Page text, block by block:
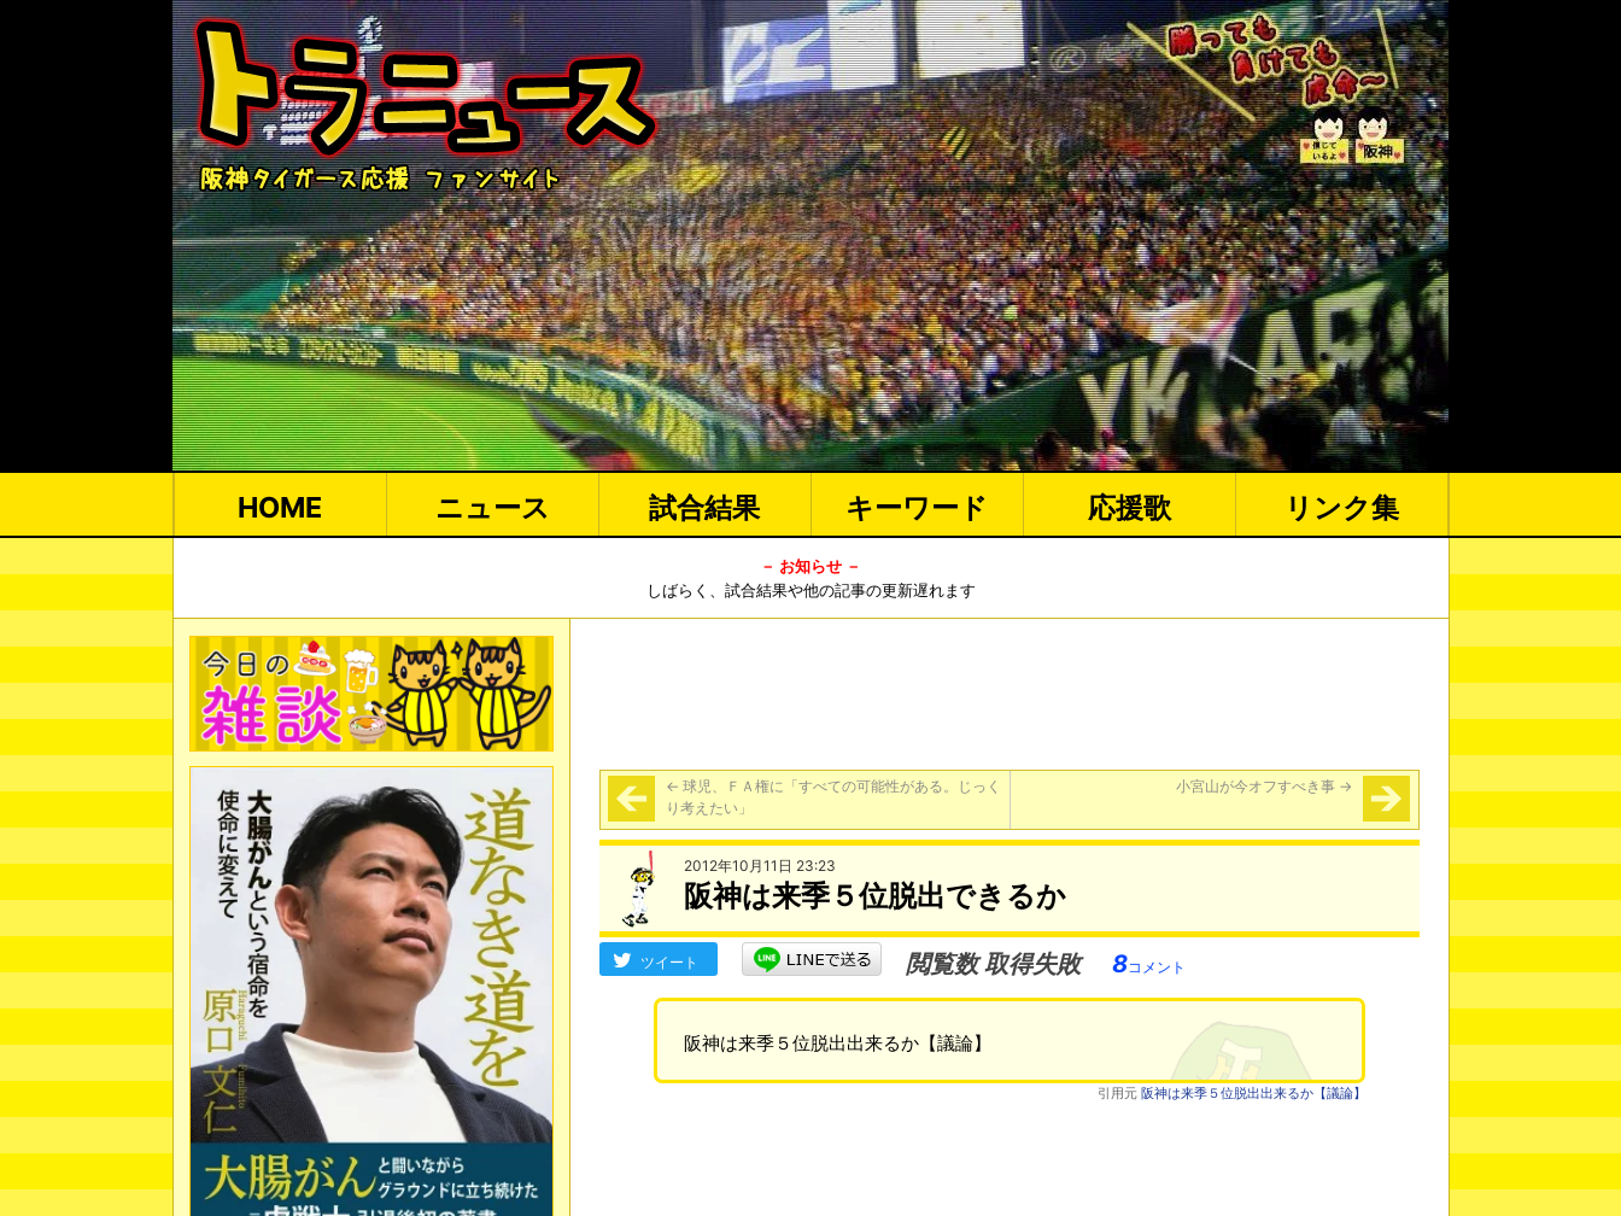
HOME ニュース 試合結果 キーワード 応援歌 リンク集
－ お知らせ －
しばらく、試合結果や他の記事の更新遅れます
← 球児、ＦＡ権に「すべての可能性がある。じっく
り考えたい」
小宮山が今オフすべき事 →
2012年10月11日 23:23
阪神は来季５位脱出できるか
ツイート 閲覧数 取得失敗 8コメント
阪神は来季５位脱出出来るか【議論】
引用元 阪神は来季５位脱出出来るか【議論】